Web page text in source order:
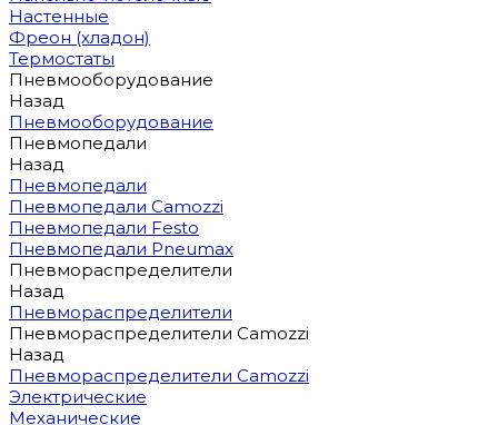
Настенные
Фреон (хладон)
Термостаты
Пневмооборудование
Назад
Пневмооборудование
Пневмопедали
Назад
Пневмопедали
Пневмопедали Camozzi
Пневмопедали Festo
Пневмопедали Pneumax
Пневмораспределители
Назад
Пневмораспределители
Пневмораспределители Camozzi
Назад
Пневмораспределители Camozzi
Электрические
Механические